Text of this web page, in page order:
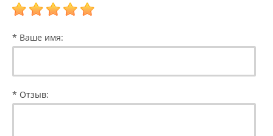
* Ваше имя:
* Отзыв: